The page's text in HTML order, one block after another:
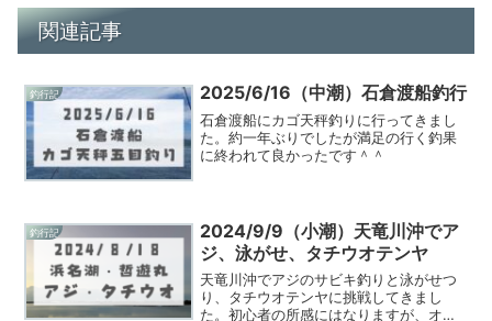
関連記事
釣行記 2025/6/16（中潮）石倉渡船釣行
石倉渡船にカゴ天秤釣りに行ってきまし
た。約一年ぶりでしたが満足の行く釣果
に終われて良かったです＾＾
釣行記
2024/9/9（小潮）天竜川沖でア
ジ、泳がせ、タチウオテンヤ
天竜川沖でアジのサビキ釣りと泳がせつ
り、タチウオテンヤに挑戦してきまし
た。初心者の所感にはなりますが、オス